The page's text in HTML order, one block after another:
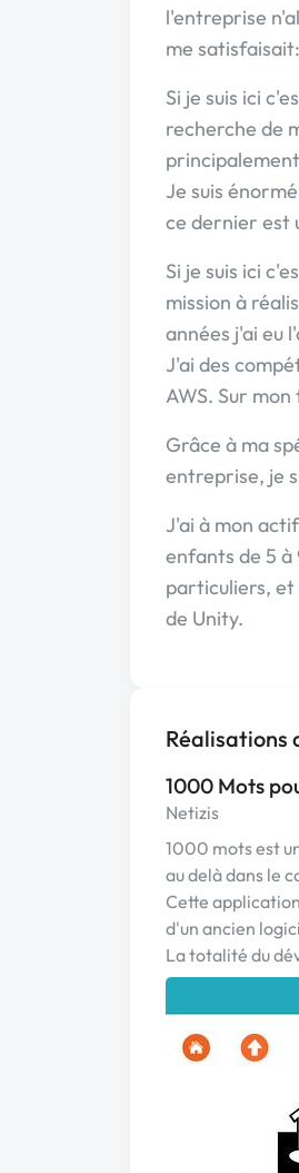
l'entreprise
me
Si je suis ici
recherche de
Je suis
ce dernier est
Si je suis ici
mission à
années j'ai eu
J'ai des
AWS. Sur
Grâce à ma
entreprise, je
J'ai à mon
enfants de 5 à
particuliers, et
de Unity.
Réalisations
1000 Mots
Netizis
1000 mots est
au delà dans le
Cette
d'un ancien
La totalité du